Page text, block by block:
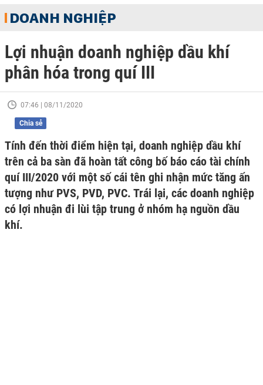
DOANH NGHIỆP
Lợi nhuận doanh nghiệp dầu khí
phân hóa trong quí III
07:46 | 08/11/2020
Chia sẻ
Tính đến thời điểm hiện tại, doanh nghiệp dầu khí
trên cả ba sàn đã hoàn tất công bố báo cáo tài chính
quí III/2020 với một số cái tên ghi nhận mức tăng ấn
tượng như PVS, PVD, PVC. Trái lại, các doanh nghiệp
có lợi nhuận đi lùi tập trung ở nhóm hạ nguồn dầu
khí.